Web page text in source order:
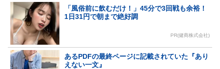
「風俗前に飲むだけ！」45分で3回戦も余裕！
1日31円で朝まで絶好調
PR(健商株式会社)
あるPDFの最終ページに記載されていた『あり
えない一文』